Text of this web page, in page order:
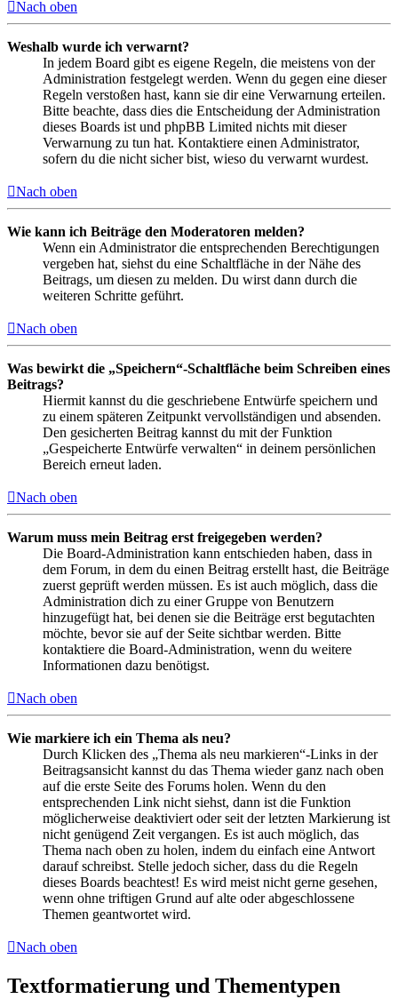
Nach oben
Weshalb wurde ich verwarnt?
In jedem Board gibt es eigene Regeln, die meistens von der
Administration festgelegt werden. Wenn du gegen eine dieser
Regeln verstoßen hast, kann sie dir eine Verwarnung erteilen.
Bitte beachte, dass dies die Entscheidung der Administration
dieses Boards ist und phpBB Limited nichts mit dieser
Verwarnung zu tun hat. Kontaktiere einen Administrator,
sofern du die nicht sicher bist, wieso du verwarnt wurdest.
Nach oben
Wie kann ich Beiträge den Moderatoren melden?
Wenn ein Administrator die entsprechenden Berechtigungen
vergeben hat, siehst du eine Schaltfläche in der Nähe des
Beitrags, um diesen zu melden. Du wirst dann durch die
weiteren Schritte geführt.
Nach oben
Was bewirkt die „Speichern“-Schaltfläche beim Schreiben eines
Beitrags?
Hiermit kannst du die geschriebene Entwürfe speichern und
zu einem späteren Zeitpunkt vervollständigen und absenden.
Den gesicherten Beitrag kannst du mit der Funktion
„Gespeicherte Entwürfe verwalten“ in deinem persönlichen
Bereich erneut laden.
Nach oben
Warum muss mein Beitrag erst freigegeben werden?
Die Board-Administration kann entschieden haben, dass in
dem Forum, in dem du einen Beitrag erstellt hast, die Beiträge
zuerst geprüft werden müssen. Es ist auch möglich, dass die
Administration dich zu einer Gruppe von Benutzern
hinzugefügt hat, bei denen sie die Beiträge erst begutachten
möchte, bevor sie auf der Seite sichtbar werden. Bitte
kontaktiere die Board-Administration, wenn du weitere
Informationen dazu benötigst.
Nach oben
Wie markiere ich ein Thema als neu?
Durch Klicken des „Thema als neu markieren“-Links in der
Beitragsansicht kannst du das Thema wieder ganz nach oben
auf die erste Seite des Forums holen. Wenn du den
entsprechenden Link nicht siehst, dann ist die Funktion
möglicherweise deaktiviert oder seit der letzten Markierung ist
nicht genügend Zeit vergangen. Es ist auch möglich, das
Thema nach oben zu holen, indem du einfach eine Antwort
darauf schreibst. Stelle jedoch sicher, dass du die Regeln
dieses Boards beachtest! Es wird meist nicht gerne gesehen,
wenn ohne triftigen Grund auf alte oder abgeschlossene
Themen geantwortet wird.
Nach oben
Textformatierung und Thementypen